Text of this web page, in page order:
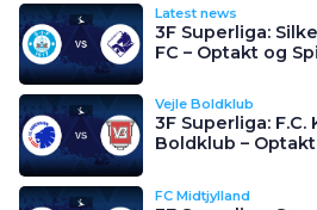
Latest news
3F Superliga:
FC – Optakt og
Vejle Boldklub
3F Superliga:
Boldklub –
FC Midtjylland